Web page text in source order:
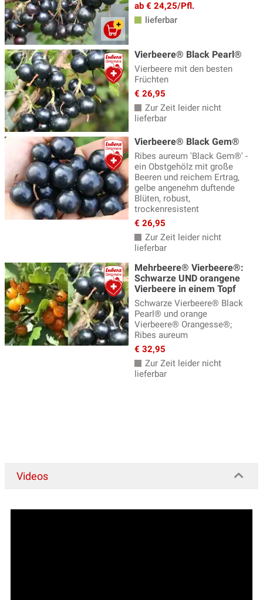
Jostabeeren(4)
Kiwibaum
Lubera Lowberries(13)
Mehrbeeren(13)
Moorbeetspezialitäten
Passionsfrucht(7)
Physalis, Andenbeeren
Rhabarber(12)
Sanddorn(9)
Saskatoon Beeren (7)
Selbstversorgerset Beeren
Stachelbeeren(14)
Szechuan Pfeffer(5)
Vierbeeren
Weinreben(16)
Wildobst, Vitalobst(95)
Ölweiden - Pointilla(11)
ab € 24,25/Pfl.
lieferbar
Vierbeere® Black Pearl®
Vierbeere mit den besten
Früchten
€ 26,95
Zur Zeit leider nicht
lieferbar
Vierbeere® Black Gem®
Ribes aureum 'Black Gem®' -
ein Obstgehölz mit große
Beeren und reichem Ertrag,
gelbe angenehm duftende
Blüten, robust,
trockenresistent
€ 26,95
Zur Zeit leider nicht
lieferbar
Mehrbeere® Vierbeere®:
Schwarze UND orangene
Vierbeere in einem Topf
Schwarze Vierbeere® Black
Pearl® und orange
Vierbeere® Orangesse®;
Ribes aureum
€ 32,95
Zur Zeit leider nicht
lieferbar
Videos